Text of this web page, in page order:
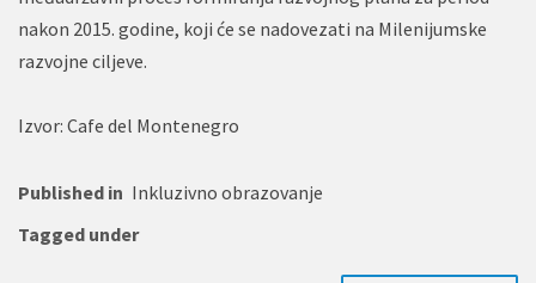
nakon 2015. godine, koji će se nadovezati na Milenijumske
razvojne ciljeve.
Izvor: Cafe del Montenegro
Published in Inkluzivno obrazovanje
Tagged under